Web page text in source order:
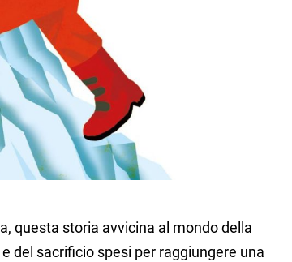
questa storia avvicina al mondo della
del sacrificio spesi per raggiungere una